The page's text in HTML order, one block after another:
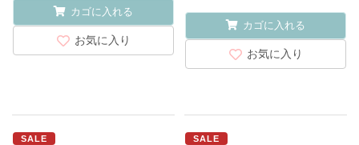
カゴに入れる
お気に入り
カゴに入れる
お気に入り
SALE SALE